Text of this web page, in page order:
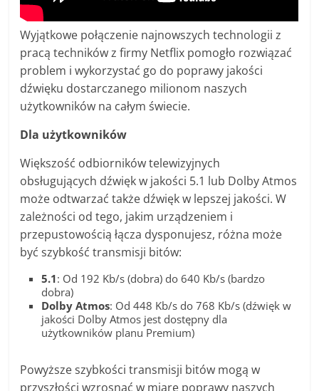
Wyjątkowe połączenie najnowszych technologii z
pracą techników z firmy Netflix pomogło rozwiązać
problem i wykorzystać go do poprawy jakości
dźwięku dostarczanego milionom naszych
użytkowników na całym świecie.
Dla użytkowników
Większość odbiorników telewizyjnych
obsługujących dźwięk w jakości 5.1 lub Dolby Atmos
może odtwarzać także dźwięk w lepszej jakości. W
zależności od tego, jakim urządzeniem i
przepustowością łącza dysponujesz, różna może
być szybkość transmisji bitów:
5.1: Od 192 Kb/s (dobra) do 640 Kb/s (bardzo
dobra)
Dolby Atmos: Od 448 Kb/s do 768 Kb/s (dźwięk w
jakości Dolby Atmos jest dostępny dla
użytkowników planu Premium)
Powyższe szybkości transmisji bitów mogą w
przyszłości wzrosnąć w miarę poprawy naszych